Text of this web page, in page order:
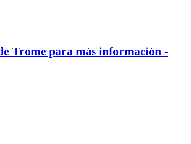
Trome para más información -